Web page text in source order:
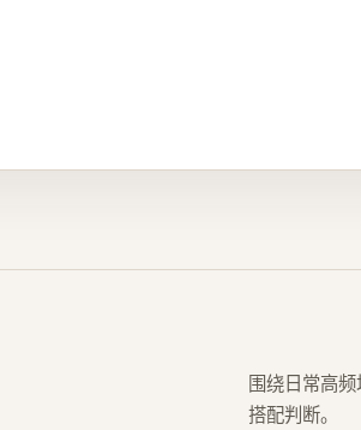
围绕日常高
搭配判断。